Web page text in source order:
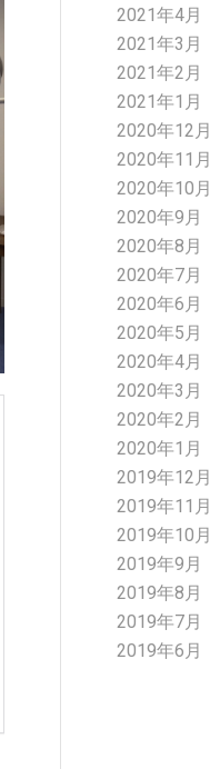
2021年4月
2021年3月
2021年2月
2021年1月
2020年12月
2020年11月
2020年10月
2020年9月
2020年8月
2020年7月
2020年6月
2020年5月
2020年4月
2020年3月
2020年2月
2020年1月
2019年12月
2019年11月
2019年10月
2019年9月
2019年8月
2019年7月
2019年6月